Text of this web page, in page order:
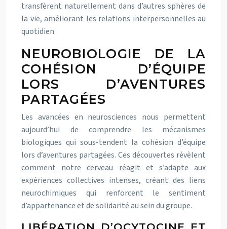
transfèrent naturellement dans d’autres sphères de
la vie, améliorant les relations interpersonnelles au
quotidien.
NEUROBIOLOGIE DE LA
COHÉSION D’ÉQUIPE
LORS D’AVENTURES
PARTAGÉES
Les avancées en neurosciences nous permettent
aujourd’hui de comprendre les mécanismes
biologiques qui sous-tendent la cohésion d’équipe
lors d’aventures partagées. Ces découvertes révèlent
comment notre cerveau réagit et s’adapte aux
expériences collectives intenses, créant des liens
neurochimiques qui renforcent le sentiment
d’appartenance et de solidarité au sein du groupe.